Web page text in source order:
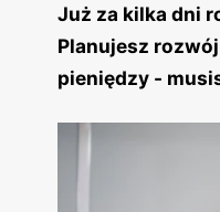
Już za kilka dni
Planujesz
pieniędzy -